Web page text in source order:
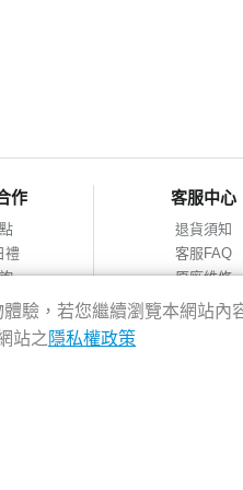
作
禮
客服中心
退貨須知
客服FAQ
原廠維修
網購包裝減
驗，若您繼續瀏覽本網站內
站之 隱私權政策